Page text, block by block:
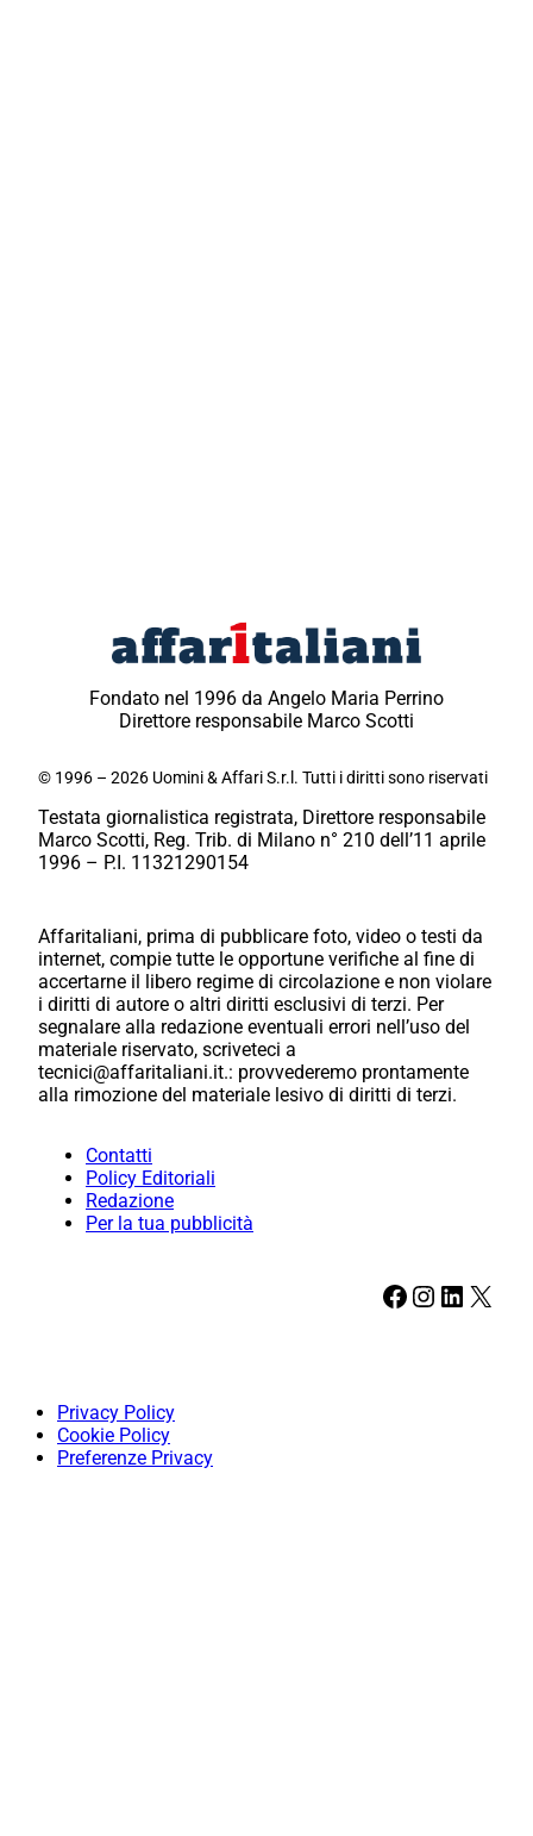
Fondato nel 1996 da Angelo Maria Perrino
Direttore responsabile Marco Scotti
© 1996 – 2026 Uomini & Affari S.r.l. Tutti i diritti sono riservati
Testata giornalistica registrata, Direttore responsabile
Marco Scotti, Reg. Trib. di Milano n° 210 dell’11 aprile
1996 – P.I. 11321290154
Affaritaliani, prima di pubblicare foto, video o testi da
internet, compie tutte le opportune verifiche al fine di
accertarne il libero regime di circolazione e non violare
i diritti di autore o altri diritti esclusivi di terzi. Per
segnalare alla redazione eventuali errori nell’uso del
materiale riservato, scriveteci a
tecnici@affaritaliani.it.: provvederemo prontamente
alla rimozione del materiale lesivo di diritti di terzi.
Contatti
Policy Editoriali
Redazione
Per la tua pubblicità
Facebook Instagram LinkedIn X
Privacy Policy
Cookie Policy
Preferenze Privacy